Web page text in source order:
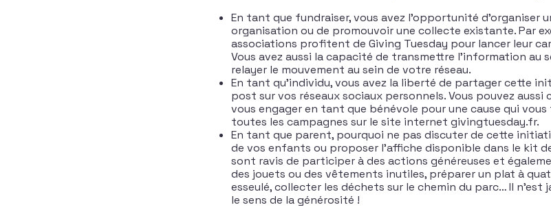
En tant que fundraiser, vous avez l’opportunité d’organiser
organisation ou de promouvoir une collecte existante. Par
associations profitent de Giving Tuesday pour lancer leur
Vous avez aussi la capacité de transmettre l’information au
relayer le mouvement au sein de votre réseau.
En tant qu’individu, vous avez la liberté de partager cette
post sur vos réseaux sociaux personnels. Vous pouvez
vous engager en tant que bénévole pour une cause qui
toutes les campagnes sur le site internet givingtuesday.fr.
En tant que parent, pourquoi ne pas discuter de cette
de vos enfants ou proposer l’affiche disponible dans le kit
sont ravis de participer à des actions généreuses et
des jouets ou des vêtements inutiles, préparer un plat à
esseulé, collecter les déchets sur le chemin du parc… Il
le sens de la générosité !